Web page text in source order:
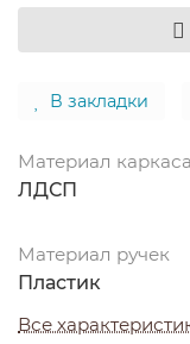
В закладки
Материал каркаса
ЛДСП
Материал ручек
Пластик
Все